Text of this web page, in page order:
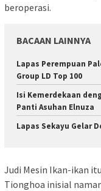
beroperasi.
BACAAN LAINNYA
Lapas Perempuan
Group LD Top 100
Isi Kemerdekaan
Panti Asuhan Elnuza
Lapas Sekayu Gelar
Judi Mesin Ikan-ikan
Tionghoa inisial